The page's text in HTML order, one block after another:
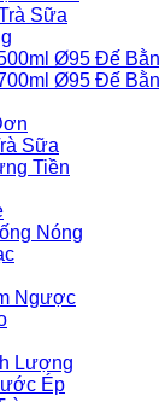
Sữa
Ø95 Đế
Ø95 Đế
Sữa
Tiền
Nóng
Ngược
Lượng
Ép